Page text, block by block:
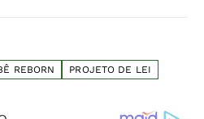
REBORN PROJETO DE LEI